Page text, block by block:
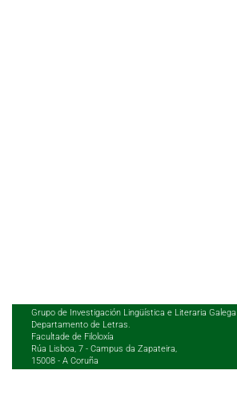
Grupo de Investigación Lingüística e Literaria Galega
Departamento de Letras.
Facultade de Filoloxía
Rúa Lisboa, 7 - Campus da Zapateira,
15008 - A Coruña